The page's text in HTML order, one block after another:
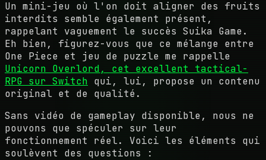
Un mini-jeu où l'on doit aligner des fruits
interdits semble également présent,
rappelant vaguement le succès Suika Game.
Eh bien, figurez-vous que ce mélange entre
One Piece et jeu de puzzle me rappelle
Unicorn Overlord, cet excellent tactical-
RPG sur Switch qui, lui, propose un contenu
original et de qualité.
Sans vidéo de gameplay disponible, nous ne
pouvons que spéculer sur leur
fonctionnement réel. Voici les éléments qui
soulèvent des questions :